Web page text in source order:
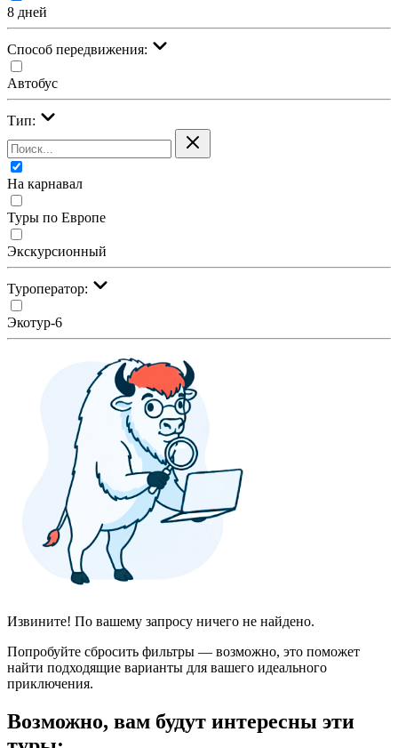
8 дней
Cпособ передвижения:
Автобус
Тип:
На карнавал
Туры по Европе
Экскурсионный
Туроператор:
Экотур-6
Извините! По вашему запросу ничего не найдено.
Попробуйте сбросить фильтры — возможно, это поможет
найти подходящие варианты для вашего идеального
приключения.
Возможно, вам будут интересны эти